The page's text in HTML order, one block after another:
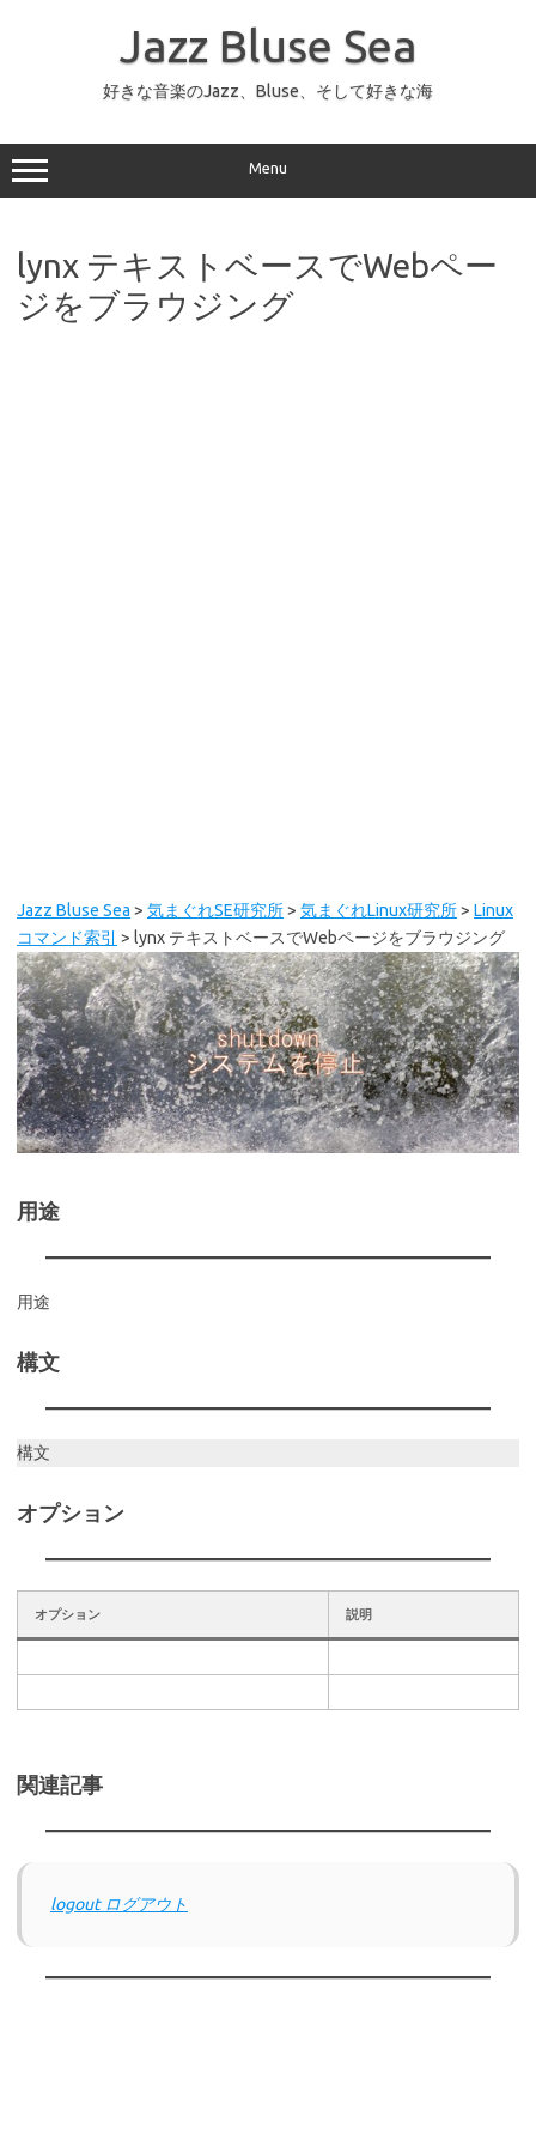
ッ
プ
Jazz Bluse Sea
好きな音楽のJazz、Bluse、そして好きな海
Menu
lynx テキストベースでWebペー
ジをブラウジング
Jazz Bluse Sea > 気まぐれSE研究所> 気まぐれLinux研究所> Linux
コマンド索引
> lynx テキストベースでWebページをブラウジング
用途
用途
構文
構文
オプション
オプション 説明
関連記事
logout ログアウト